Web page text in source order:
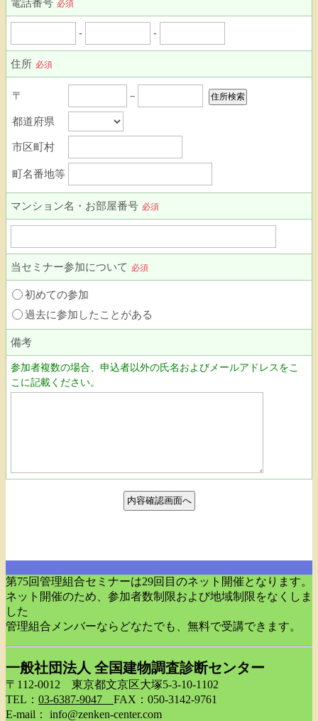
第75回管理組合セミナーは29回目のネット開催となります。
ネット開催のため、参加者数制限および地域制限をなくしま
した
管理組合メンバーならどなたでも、無料で受講できます。
一般社団法人 全国建物調査診断センター
〒112-0012 東京都文京区大塚5-3-10-1102
TEL： 03-6387-9047 FAX：050-3142-9761
E-mail： info@zenken-center.com